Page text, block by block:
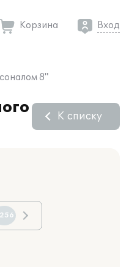
Корзина Вход
8"
К списку